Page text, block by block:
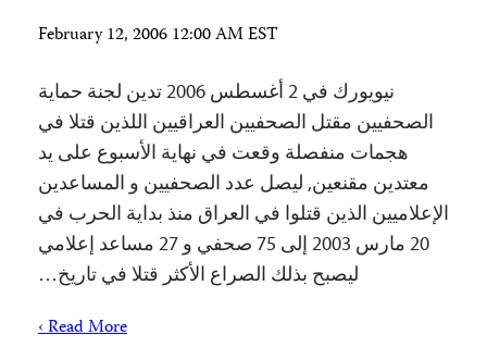
February 12, 2006 12:00 AM EST
نيويورك في 2 أغسطس 2006 تدين لجنة حماية
الصحفيين مقتل الصحفيين العراقيين اللذين قتلا في
هجمات منفصلة وقعت في نهاية الأسبوع على يد
معتدين مقنعين, ليصل عدد الصحفيين و المساعدين
الإعلاميين الذين قتلوا في العراق منذ بداية الحرب في
20 مارس 2003 إلى 75 صحفي و 27 مساعد إعلامي
ليصبح بذلك الصراع الأكثر قتلا في تاريخ…
Read More ›